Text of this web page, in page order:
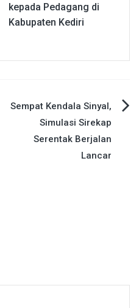
kepada Pedagang di
Kabupaten Kediri
Sempat Kendala Sinyal,
Simulasi Sirekap
Serentak Berjalan
Lancar